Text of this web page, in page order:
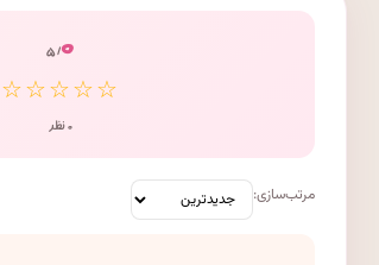
۰/ ۵
☆☆☆☆☆
۰ نظر
مرتب‌سازی: